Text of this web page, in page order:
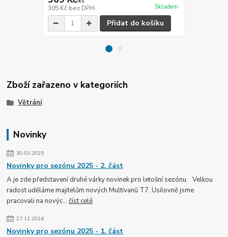
Novinky
30.03.2025
Novinky pro sezónu 2025 - 2. část
A je zde představení druhé várky novinek pro letošní sezónu. Velkou
radost uděláme majitelům nových Multivanů T7. Usilovně jsme
pracovali na novýc...číst celé
27.11.2024
Novinky pro sezónu 2025 - 1. část
305 Kč bez DPH Skladem
Přidat do košíku
Zboží zařazeno v kategoriích
Větrání